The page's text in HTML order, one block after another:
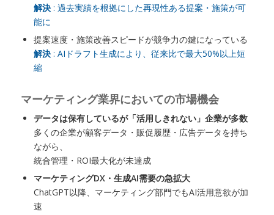
解決: 過去実績を根拠にした再現性ある提案・施策が可
能に
提案速度・施策改善スピードが競争力の鍵になっている
解決: AIドラフト生成により、従来比で最大50%以上短
縮
マーケティング業界においての市場機会
データは保有しているが「活用しきれない」企業が多数
多くの企業が顧客データ・販促履歴・広告データを持ち
ながら、
統合管理・ROI最大化が未達成
マーケティングDX・生成AI需要の急拡大
ChatGPT以降、マーケティング部門でもAI活用意欲が加
速